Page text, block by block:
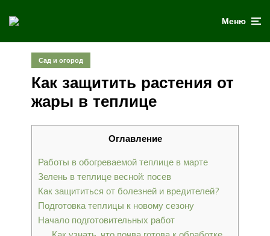
Меню
Сад и огород
Как защитить растения от
жары в теплице
Оглавление
Работы в обогреваемой теплице в марте
Зелень в теплице весной: посев
Как защититься от болезней и вредителей?
Подготовка теплицы к новому сезону
Начало подготовительных работ